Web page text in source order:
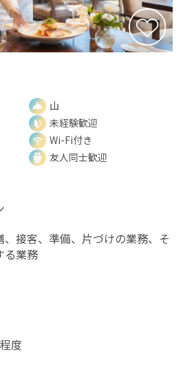
山
未経験歓迎
Wi-Fi付き
友人同士歓迎
、接客、準備、片づけの業務、そ
る業務
度